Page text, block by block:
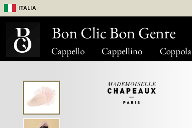
Cappello Cappellino Coppola
Italia
Bon Clic Bon Genre